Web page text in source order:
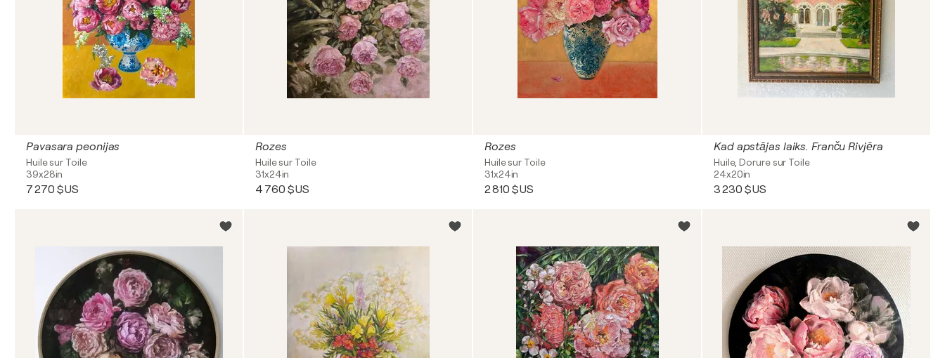
Pavasara peonijas
Huile sur Toile
39x28in
7 270 $US
Rozes
Huile sur Toile
31x24in
4 760 $US
Rozes
Huile sur Toile
31x24in
2 810 $US
Kad apstājas laiks. Franču Rivjēra
Huile, Dorure sur Toile
24x20in
3 230 $US